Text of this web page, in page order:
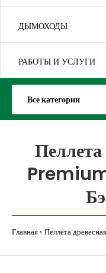
ДЫМОХОДЫ
РАБОТЫ И УСЛУГИ
Пеллета
Главная Пеллета